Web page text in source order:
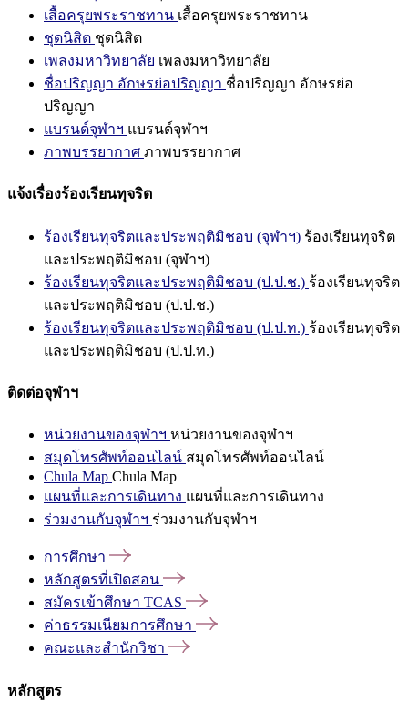
เสื้อครุยพระราชทาน เสื้อครุยพระราชทาน
ชุดนิสิต ชุดนิสิต
เพลงมหาวิทยาลัย เพลงมหาวิทยาลัย
ชื่อปริญญา อักษรย่อปริญญา ชื่อปริญญา อักษรย่อ
ปริญญา
แบรนด์จุฬาฯ แบรนด์จุฬาฯ
ภาพบรรยากาศ ภาพบรรยากาศ
แจ้งเรื่องร้องเรียนทุจริต
ร้องเรียนทุจริตและประพฤติมิชอบ (จุฬาฯ) ร้องเรียนทุจริต
และประพฤติมิชอบ (จุฬาฯ)
ร้องเรียนทุจริตและประพฤติมิชอบ (ป.ป.ช.) ร้องเรียนทุจริต
และประพฤติมิชอบ (ป.ป.ช.)
ร้องเรียนทุจริตและประพฤติมิชอบ (ป.ป.ท.) ร้องเรียนทุจริต
และประพฤติมิชอบ (ป.ป.ท.)
ติดต่อจุฬาฯ
หน่วยงานของจุฬาฯ หน่วยงานของจุฬาฯ
สมุดโทรศัพท์ออนไลน์ สมุดโทรศัพท์ออนไลน์
Chula Map Chula Map
แผนที่และการเดินทาง แผนที่และการเดินทาง
ร่วมงานกับจุฬาฯ ร่วมงานกับจุฬาฯ
การศึกษา
หลักสูตรที่เปิดสอน
สมัครเข้าศึกษา TCAS
ค่าธรรมเนียมการศึกษา
คณะและสำนักวิชา
หลักสูตร